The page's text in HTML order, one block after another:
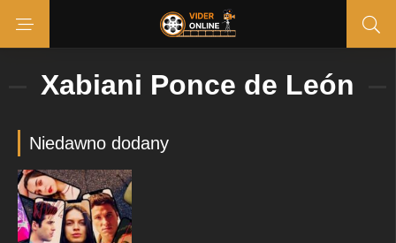
Xabiani Ponce de León
Niedawno dodany